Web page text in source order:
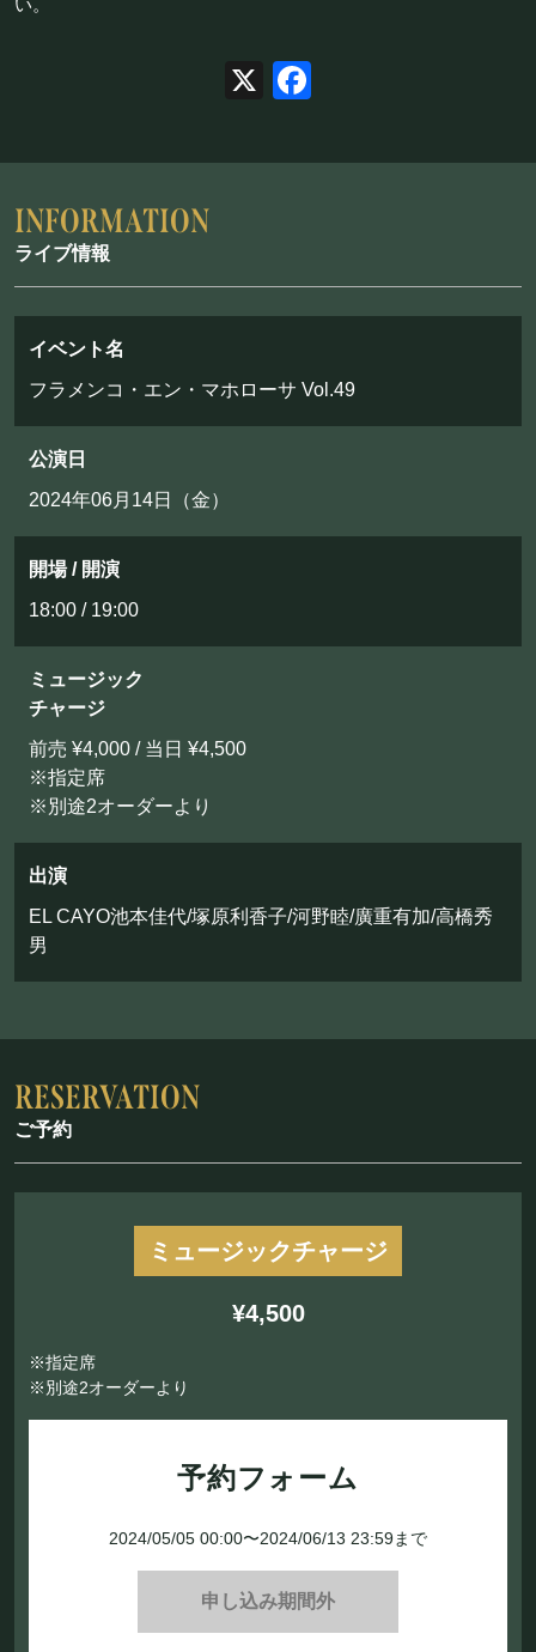
PRIVATE
貸切パーティー・ホールレンタル
BOOKING
ライブ出演について
よくある質問
プライバシーポリシー
い。
X
ライブ情報
イベント名
フラメンコ・エン・マホローサ Vol.49
公演日
2024年06月14日（金）
開場 / 開演
18:00 / 19:00
ミュージック
チャージ
前売 ¥4,000 / 当日 ¥4,500
※指定席
※別途2オーダーより
出演
EL CAYO池本佳代/塚原利香子/河野睦/廣重有加/高橋秀
男
ご予約
ミュージックチャージ
¥4,500
※指定席
※別途2オーダーより
予約フォーム
2024/05/05 00:00〜2024/06/13 23:59まで
申し込み期間外